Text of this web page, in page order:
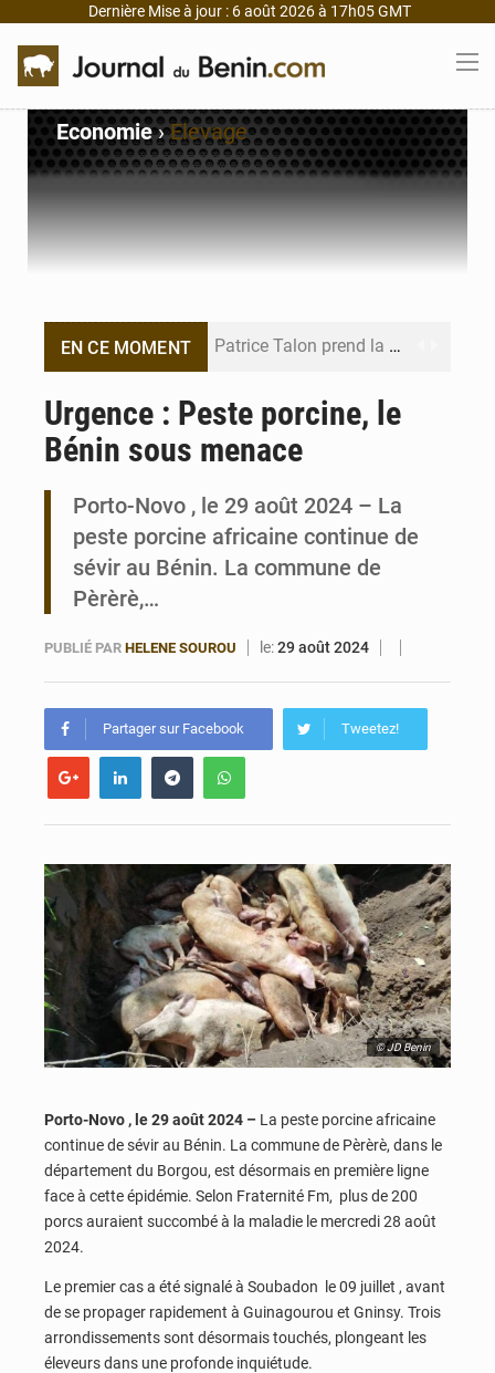
Dernière Mise à jour : 6 août 2026 à 17h05 GMT
Economie›Elevage
EN CE MOMENT Patrice Talon prend la tête du premier bureau du Sénat du Bénin
Bénin : 14,5 milliards de dollars pour faire de la CDN 3.0 un bouclier économique
Urgence : Peste porcine, le
Bénin sous menace
Porto-Novo , le 29 août 2024 – La
peste porcine africaine continue de
sévir au Bénin. La commune de
Pèrèrè,…
PUBLIÉ PAR HELENE SOUROU le:29 août 2024
Partager sur Facebook Tweetez!
© JD Benin
Porto-Novo , le 29 août 2024 – La peste porcine africaine
continue de sévir au Bénin. La commune de Pèrèrè, dans le
département du Borgou, est désormais en première ligne
face à cette épidémie. Selon Fraternité Fm, plus de 200
porcs auraient succombé à la maladie le mercredi 28 août
2024.
Le premier cas a été signalé à Soubadon le 09 juillet , avant
de se propager rapidement à Guinagourou et Gninsy. Trois
arrondissements sont désormais touchés, plongeant les
éleveurs dans une profonde inquiétude.